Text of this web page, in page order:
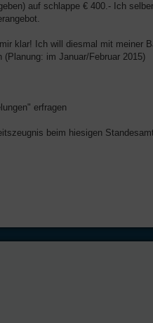
auf schlappe € 400.- Ich
klar! Ich will diesmal mit meiner
(Planung: im Januar/Februar 2015)
erfragen
beim hiesigen